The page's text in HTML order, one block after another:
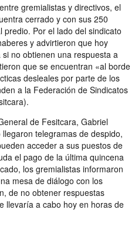
gremialistas y directivos, el
cerrado y con sus 250
Por el lado del sindicato
y advirtieron que hoy
no obtienen una respuesta a
que se encuentran «al borde
desleales por parte de los
a la Federación de Sindicatos
de Fesitcara, Gabriel
telegramas de despido,
acceder a sus puestos de
el pago de la última quincena
los gremialistas informaron
mesa de diálogo con los
de no obtener respuestas
llevaría a cabo hoy en horas de